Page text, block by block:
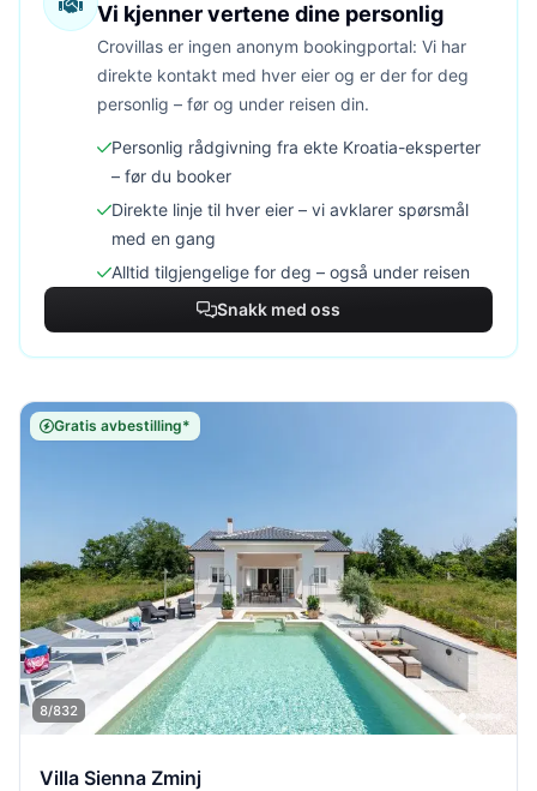
Vi kjenner vertene dine personlig
Crovillas er ingen anonym bookingportal: Vi har
direkte kontakt med hver eier og er der for deg
personlig – før og under reisen din.
Personlig rådgivning fra ekte Kroatia-eksperter
– før du booker
Direkte linje til hver eier – vi avklarer spørsmål
med en gang
Alltid tilgjengelige for deg – også under reisen
Snakk med oss
Gratis avbestilling*
8/832
Villa Sienna Zminj